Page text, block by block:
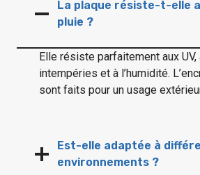
La plaque résiste-t-elle
pluie ?
Elle résiste parfaitement aux UV,
intempéries et à l’humidité.
sont faits pour un usage
Est-elle adaptée à
environnements ?